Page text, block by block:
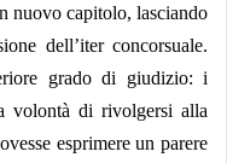
nuovo capitolo, lasciando
dell’iter concorsuale.
grado di giudizio: i
volontà di rivolgersi alla
esprimere un parere